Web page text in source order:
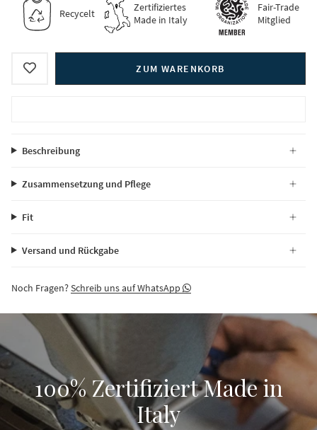
Recycelt
Zertifiziertes
Made in Italy
Fair-Trade
Mitglied
ZUM WARENKORB
Beschreibung
Zusammensetzung und Pflege
Fit
Versand und Rückgabe
Noch Fragen?Schreib uns auf WhatsApp
100% Zertifiziert Made in
Italy